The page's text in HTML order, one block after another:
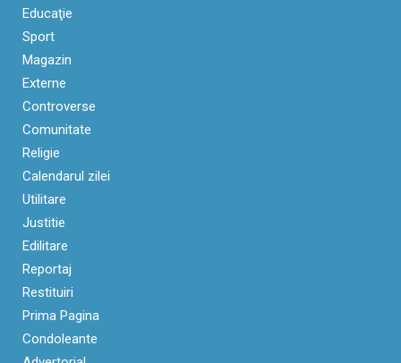
Educaţie
Sport
Magazin
Externe
Controverse
Comunitate
Religie
Calendarul zilei
Utilitare
Justitie
Edilitare
Reportaj
Restituiri
Prima Pagina
Condoleante